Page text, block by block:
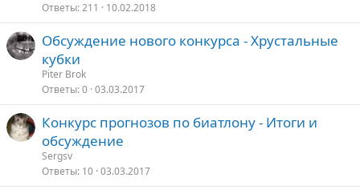
Ответы 211 10.02.2018
Обсуждение нового конкурса - Хрустальные
кубки
Piter Brok
Ответы 0 03.03.2017
Конкурс прогнозов по биатлону - Итоги и
обсуждение
Sergsv
Ответы 10 03.03.2017